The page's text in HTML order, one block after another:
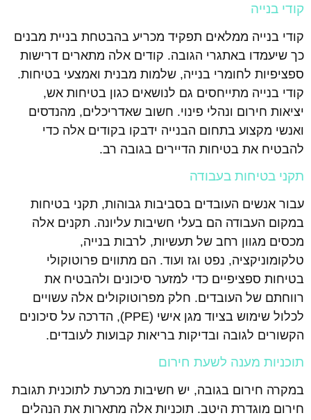
קודי בנייה
קודי בנייה ממלאים תפקיד מכריע בהבטחת בניית מבנים
כך שיעמדו באתגרי הגובה. קודים אלה מתארים דרישות
ספציפיות לחומרי בנייה, שלמות מבנית ואמצעי בטיחות.
קודי בנייה מתייחסים גם לנושאים כגון בטיחות אש,
יציאות חירום ונהלי פינוי. חשוב שאדריכלים, מהנדסים
ואנשי מקצוע בתחום הבנייה ידבקו בקודים אלה כדי
להבטיח את בטיחות הדיירים בגובה רב.
תקני בטיחות בעבודה
עבור אנשים העובדים בסביבות גבוהות, תקני בטיחות
במקום העבודה הם בעלי חשיבות עליונה. תקנים אלה
מכסים מגוון רחב של תעשיות, לרבות בנייה,
טלקומוניקציה, נפט וגז ועוד. הם מתווים פרוטוקולי
בטיחות ספציפיים כדי למזער סיכונים ולהבטיח את
רווחתם של העובדים. חלק מפרוטוקולים אלה עשויים
לכלול שימוש בציוד מגן אישי (PPE), הדרכה על סיכונים
הקשורים לגובה ובדיקות בריאות קבועות לעובדים.
תוכניות מענה לשעת חירום
במקרה חירום בגובה, יש חשיבות מכרעת לתוכנית תגובת
חירום מוגדרת היטב. תוכניות אלה מתארות את הנהלים